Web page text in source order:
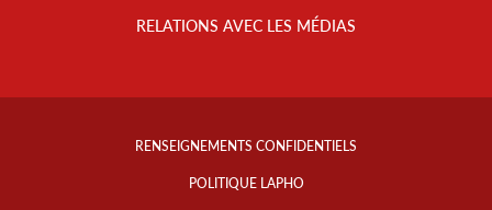
RELATIONS AVEC LES MÉDIAS
Footer
RENSEIGNEMENTS CONFIDENTIELS
POLITIQUE LAPHO